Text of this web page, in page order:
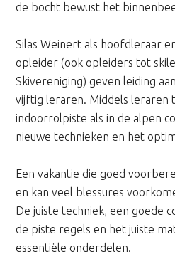
de bocht bewust het
Silas Weinert als hoofdleraar
opleider (ook opleiders tot
Skivereniging) geven leiding
vijftig leraren. Middels leraren
indoorrolpiste als in de alpen
nieuwe technieken en het
Een vakantie die goed
en kan veel blessures
De juiste techniek, een goede
de piste regels en het juiste
essentiële onderdelen.